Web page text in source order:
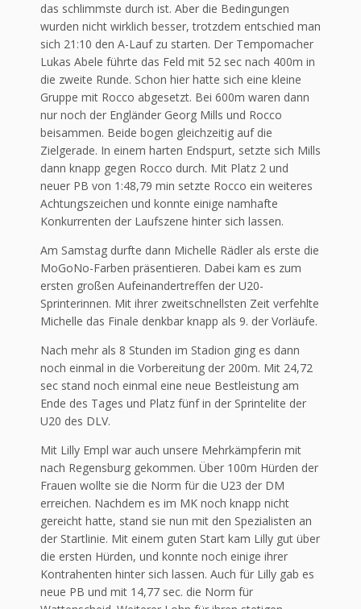
das schlimmste durch ist. Aber die Bedingungen
wurden nicht wirklich besser, trotzdem entschied man
sich 21:10 den A-Lauf zu starten. Der Tempomacher
Lukas Abele führte das Feld mit 52 sec nach 400m in
die zweite Runde. Schon hier hatte sich eine kleine
Gruppe mit Rocco abgesetzt. Bei 600m waren dann
nur noch der Engländer Georg Mills und Rocco
beisammen. Beide bogen gleichzeitig auf die
Zielgerade. In einem harten Endspurt, setzte sich Mills
dann knapp gegen Rocco durch. Mit Platz 2 und
neuer PB von 1:48,79 min setzte Rocco ein weiteres
Achtungszeichen und konnte einige namhafte
Konkurrenten der Laufszene hinter sich lassen.
Am Samstag durfte dann Michelle Rädler als erste die
MoGoNo-Farben präsentieren. Dabei kam es zum
ersten großen Aufeinandertreffen der U20-
Sprinterinnen. Mit ihrer zweitschnellsten Zeit verfehlte
Michelle das Finale denkbar knapp als 9. der Vorläufe.
Nach mehr als 8 Stunden im Stadion ging es dann
noch einmal in die Vorbereitung der 200m. Mit 24,72
sec stand noch einmal eine neue Bestleistung am
Ende des Tages und Platz fünf in der Sprintelite der
U20 des DLV.
Mit Lilly Empl war auch unsere Mehrkämpferin mit
nach Regensburg gekommen. Über 100m Hürden der
Frauen wollte sie die Norm für die U23 der DM
erreichen. Nachdem es im MK noch knapp nicht
gereicht hatte, stand sie nun mit den Spezialisten an
der Startlinie. Mit einem guten Start kam Lilly gut über
die ersten Hürden, und konnte noch einige ihrer
Kontrahenten hinter sich lassen. Auch für Lilly gab es
neue PB und mit 14,77 sec. die Norm für